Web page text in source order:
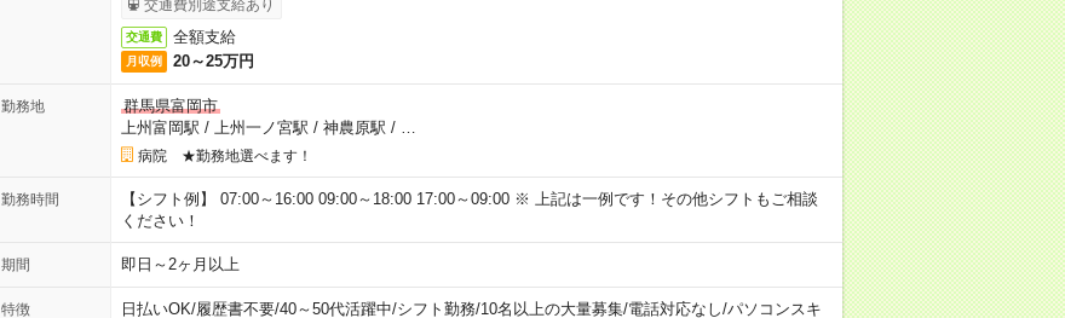
交通費別途支給あり
交通費 全額支給
月収例 20～25万円
勤務地
群馬県富岡市
上州富岡駅 / 上州一ノ宮駅 / 神農原駅 /
病院 ★勤務地選べます！
勤務時間
【シフト例】 07:00～16:00 09:00～18:00 17:00～09:00 ※ 上記は一例です！その他シフトもご相談
ください！
期間 即日～2ヶ月以上
特徴 日払いOK/履歴書不要/40～50代活躍中/シフト勤務/10名以上の大量募集/電話対応なし/パソコンスキ